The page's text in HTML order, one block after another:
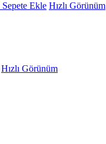
Sepete Ekle Hızlı Görünüm
Hızlı Görünüm